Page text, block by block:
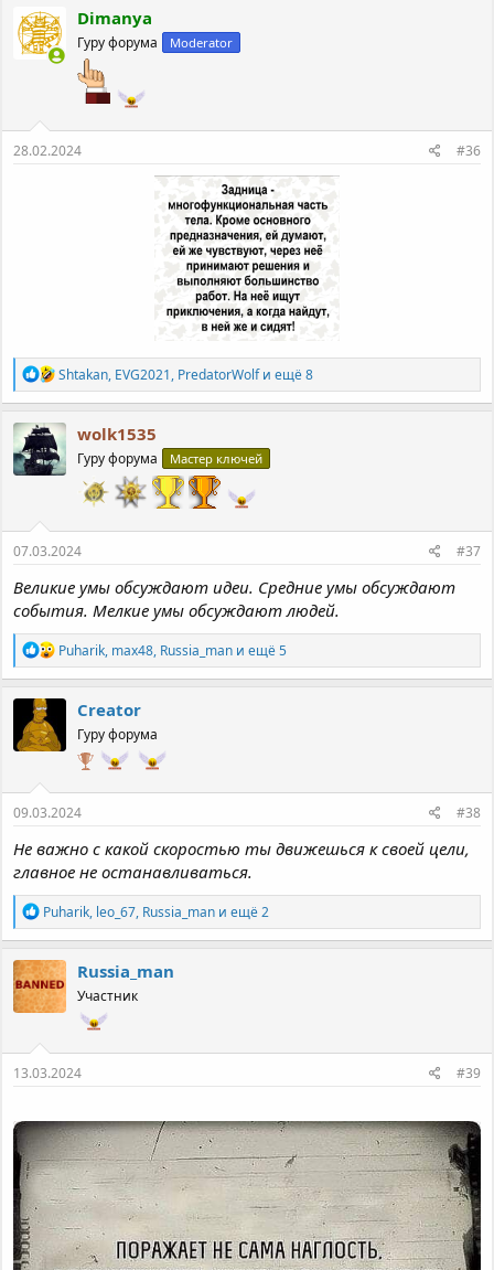
к
ц
и
и
Dimanya
Гуру форума Moderator
28.02.2024 #36
Р
е
а
к
ц
и
и
Shtakan, EVG2021, PredatorWolfи ещё 8
wolk1535
Гуру форума Мастер ключей
07.03.2024 #37
Великие умы обсуждают идеи. Средние умы обсуждают
события. Мелкие умы обсуждают людей.
Р
е
а
к
и
и
Puharik, max48, Russia_man и ещё 5
Creator
Гуру форума
09.03.2024 #38
Не важно с какой скоростью ты движешься к своей цели,
главное не останавливаться.
Р
е
а
к
ц
и
и
Puharik, leo_67, Russia_man и ещё 2
Russia_man
Участник
13.03.2024 #39